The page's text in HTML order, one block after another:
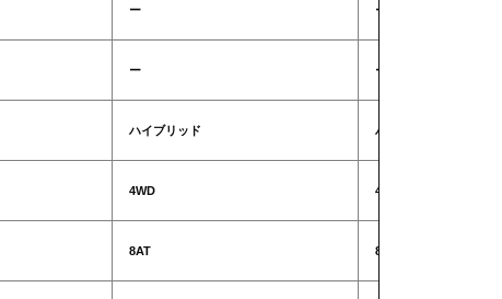
ー ー
ー ー
ハイブリッド ハイブリッド
4WD 4WD
8AT 8AT